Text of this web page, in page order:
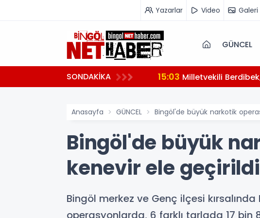
Yazarlar Video Galeri
GÜNCEL
SONDAKİKA 15:03 Milletvekili
Anasayfa GÜNCEL Bingöl'de büyük narkotik
Bingöl'de büyük
kenevir ele geçirildi
Bingöl merkez ve Genç ilçesi
operasyonlarda, 6 farklı tarlada 17